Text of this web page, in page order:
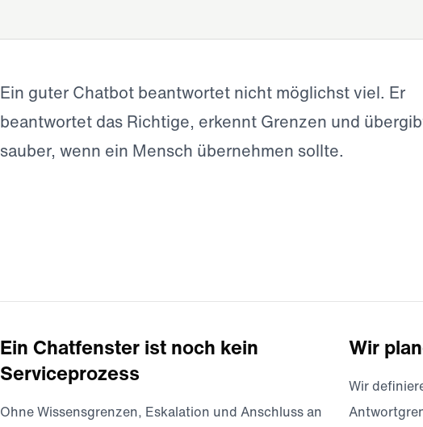
Ein guter Chatbot beantwortet nicht möglichst viel. Er
beantwortet das Richtige, erkennt Grenzen und
sauber, wenn ein Mensch übernehmen sollte.
Ein Chatfenster ist noch kein
Serviceprozess
Ohne Wissensgrenzen, Eskalation und Anschluss an
Wir
Wir